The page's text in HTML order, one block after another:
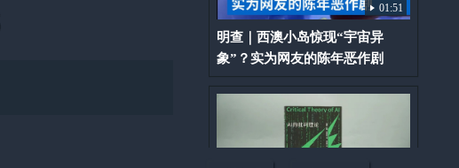
01:51
明查｜西澳小岛惊现“宇宙异
象”？实为网友的陈年恶作剧